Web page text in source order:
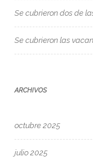
Se cubrieron dos de
Se cubrieron las
ARCHIVOS
octubre 2025
julio 2025